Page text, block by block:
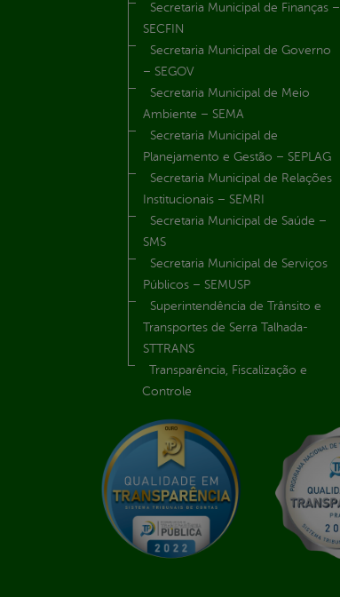
Secretaria Municipal de Finanças –
SECFIN
Secretaria Municipal de Governo
– SEGOV
Secretaria Municipal de Meio
Ambiente – SEMA
Secretaria Municipal de
Planejamento e Gestão – SEPLAG
Secretaria Municipal de Relações
Institucionais – SEMRI
Secretaria Municipal de Saúde –
SMS
Secretaria Municipal de Serviços
Públicos – SEMUSP
Superintendência de Trânsito e
Transportes de Serra Talhada-
STTRANS
Transparência, Fiscalização e
Controle